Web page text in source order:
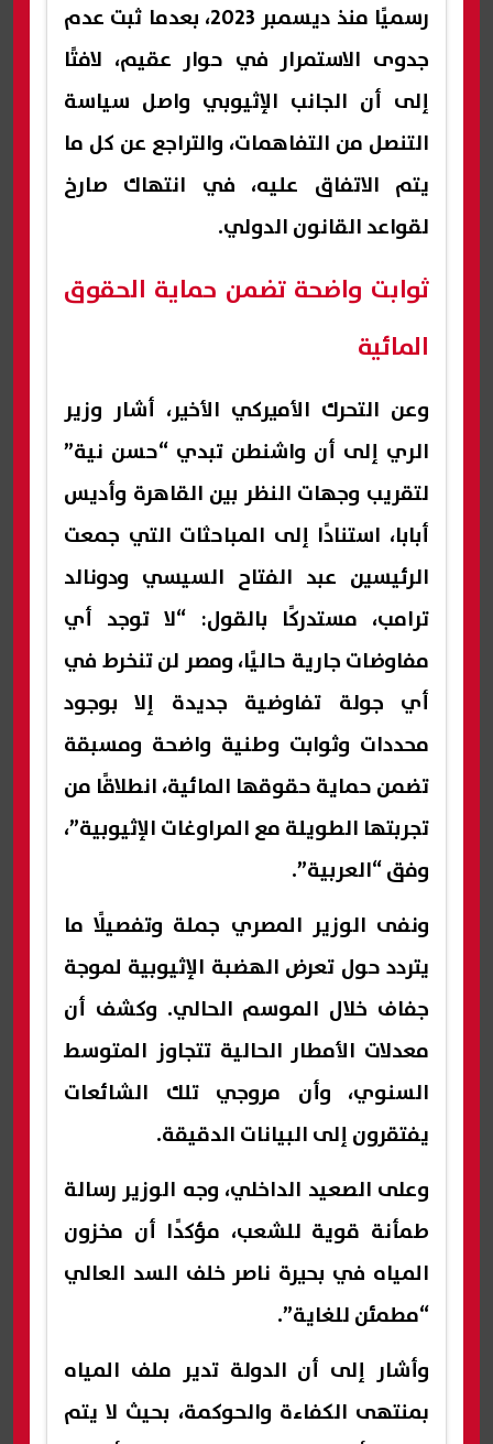
رسميًا منذ ديسمبر 2023، بعدما ثبت عدم
جدوى الاستمرار في حوار عقيم، لافتًا
إلى أن الجانب الإثيوبي واصل سياسة
التنصل من التفاهمات، والتراجع عن كل ما
يتم الاتفاق عليه، في انتهاك صارخ
لقواعد القانون الدولي.
ثوابت واضحة تضمن حماية الحقوق
المائية
وعن التحرك الأميركي الأخير، أشار وزير
الري إلى أن واشنطن تبدي “حسن نية”
لتقريب وجهات النظر بين القاهرة وأديس
أبابا، استنادًا إلى المباحثات التي جمعت
الرئيسين عبد الفتاح السيسي ودونالد
ترامب، مستدركًا بالقول: “لا توجد أي
مفاوضات جارية حاليًا، ومصر لن تنخرط في
أي جولة تفاوضية جديدة إلا بوجود
محددات وثوابت وطنية واضحة ومسبقة
تضمن حماية حقوقها المائية، انطلاقًا من
تجربتها الطويلة مع المراوغات الإثيوبية”،
وفق “العربية”.
ونفى الوزير المصري جملة وتفصيلًا ما
يتردد حول تعرض الهضبة الإثيوبية لموجة
جفاف خلال الموسم الحالي. وكشف أن
معدلات الأمطار الحالية تتجاوز المتوسط
السنوي، وأن مروجي تلك الشائعات
يفتقرون إلى البيانات الدقيقة.
وعلى الصعيد الداخلي، وجه الوزير رسالة
طمأنة قوية للشعب، مؤكدًا أن مخزون
المياه في بحيرة ناصر خلف السد العالي
“مطمئن للغاية”.
وأشار إلى أن الدولة تدير ملف المياه
بمنتهى الكفاءة والحوكمة، بحيث لا يتم